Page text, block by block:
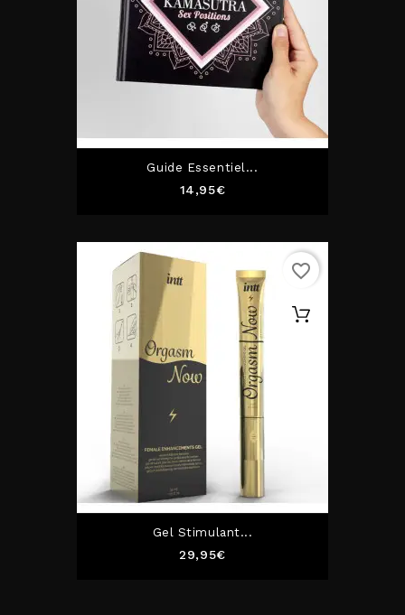
Guide Essentiel...
14,95€Prix
Gel Stimulant...
29,95€Prix
favorite_border